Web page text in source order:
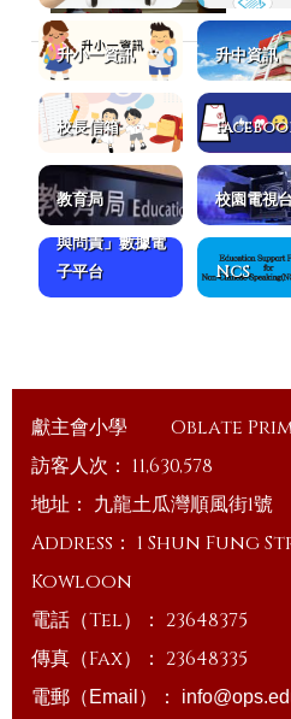
升小一資訊 升中資訊
校長信箱
教育局 校園電視
ESDA「學校發展
與問責」數據電
子平台
NCS
獻主會小學
Oblate
訪客人次： 11,630,578
地址： 九龍土瓜灣順風街1號
Address： 1 Shun Fung
Kowloon
電話（Tel）： 23648375
傳真（Fax）： 23648335
電郵（Email）：